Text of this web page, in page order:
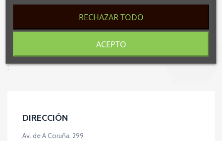
;
DIRECCIÓN
Av. de A Coruña, 299
RECHAZAR TODO
ACEPTO